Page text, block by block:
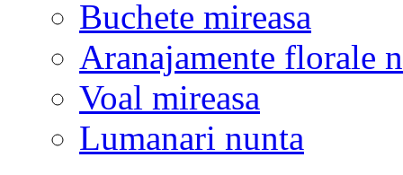
Buchete mireasa
Aranajamente florale
Voal mireasa
Lumanari nunta